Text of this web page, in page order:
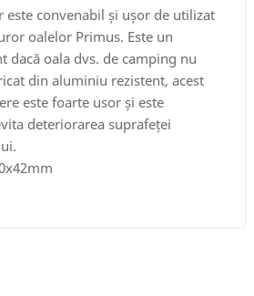
este convenabil și ușor de utilizat
oalelor Primus. Este un
dacă oala dvs. de camping nu
din aluminiu rezistent, acest
este foarte usor și este
deteriorarea suprafeței